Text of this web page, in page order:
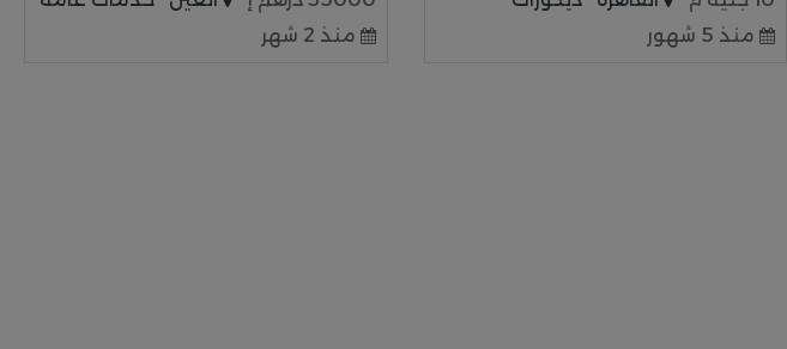
منذ 5 شهور
منذ 2 شهر